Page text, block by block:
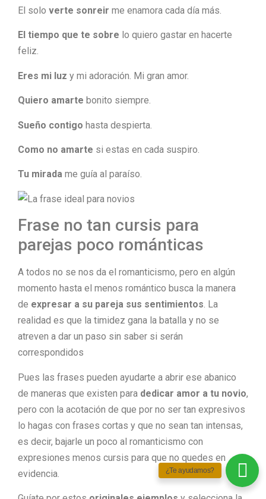
El solo verte sonreir me enamora cada día más.
El tiempo que te sobre lo quiero gastar en hacerte
feliz.
Eres mi luz y mi adoración. Mi gran amor.
Quiero amarte bonito siempre.
Sueño contigo hasta despierta.
Como no amarte si estas en cada suspiro.
Tu mirada me guía al paraíso.
Frase no tan cursis para
parejas poco románticas
A todos no se nos da el romanticismo, pero en algún
momento hasta el menos romántico busca la manera
de expresar a su pareja sus sentimientos. La
realidad es que la timidez gana la batalla y no se
atreven a dar un paso sin saber si serán
correspondidos
Pues las frases pueden ayudarte a abrir ese abanico
de maneras que existen para dedicar amor a tu novio,
pero con la acotación de que por no ser tan expresivos
lo hagas con frases cortas y que no sean tan intensas,
es decir, bajarle un poco al romanticismo con
expresiones menos cursis para que no quedes en
evidencia.
¿Te ayudamos?